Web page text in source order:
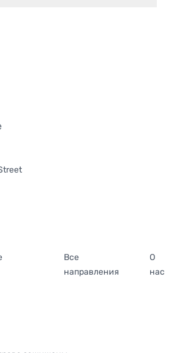
Все
направления
О
нас